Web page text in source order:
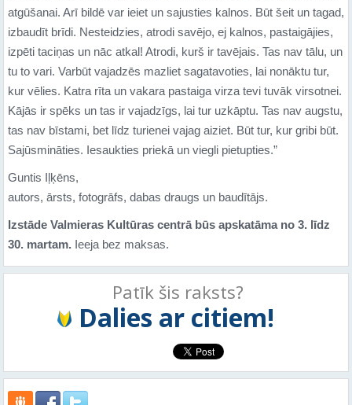
atgūšanai. Arī bildē var ieiet un sajusties kalnos. Būt šeit un tagad,
izbaudīt brīdi. Nesteidzies, atrodi savējo, ej kalnos, pastaigājies,
izpēti taciņas un nāc atkal! Atrodi, kurš ir tavējais. Tas nav tālu, un
tu to vari. Varbūt vajadzēs mazliet sagatavoties, lai nonāktu tur,
kur vēlies. Katra rīta un vakara pastaiga virza tevi tuvāk virsotnei.
Kājās ir spēks un tas ir vajadzīgs, lai tur uzkāptu. Tas nav augstu,
tas nav bīstami, bet līdz turienei vajag aiziet. Būt tur, kur gribi būt.
Sajūsmināties. Iesaukties priekā un viegli pietupties.”
Guntis Iļķēns,
autors, ārsts, fotogrāfs, dabas draugs un baudītājs.
Izstāde Valmieras Kultūras centrā būs apskatāma no 3. līdz
30. martam. Ieeja bez maksas.
Patīk šis raksts?
Dalies ar citiem!